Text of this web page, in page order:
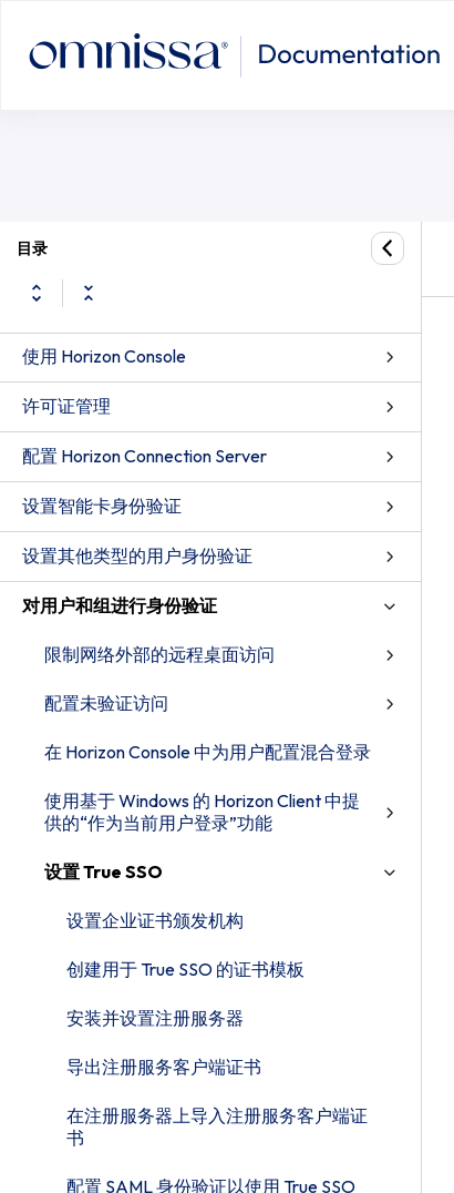
目录
Horizon 8 管理指南
使用 Horizon Console
许可证管理
配置 Horizon Connection Server
设置智能卡身份验证
设置其他类型的用户身份验证
对用户和组进行身份验证
限制网络外部的远程桌面访问
配置未验证访问
在 Horizon Console 中为用户配置混合登录
使用基于 Windows 的 Horizon Client 中提
供的“作为当前用户登录”功能
设置 True SSO
设置企业证书颁发机构
创建用于 True SSO 的证书模板
安装并设置注册服务器
导出注册服务客户端证书
在注册服务器上导入注册服务客户端证
书
配置 SAML 身份验证以使用 True SSO